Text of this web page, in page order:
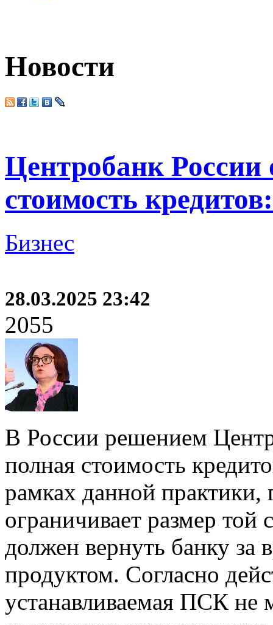
Новости
Центробанк
стоимость
Бизнес
28.03.2025 23:42
2055
В России решением
полная стоимость
рамках данной практики,
ограничивает размер
должен вернуть банку за
продуктом. Согласно
устанавливаемая ПСК не